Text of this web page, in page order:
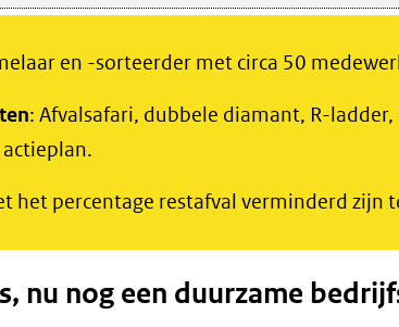
en -sorteerder met circa 50
: Afvalsafari, dubbele diamant, R-
het percentage restafval verminderd zijn
nu nog een duurzame